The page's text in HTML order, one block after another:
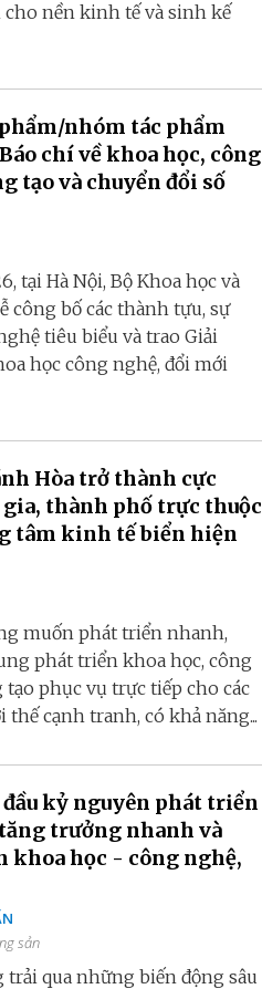
nền kinh tế và sinh kế
nhóm tác phẩm
chí về khoa học, công
tạo và chuyển đổi số
tại Hà Nội, Bộ Khoa học và
công bố các thành tựu, sự
tiêu biểu và trao Giải
học công nghệ, đổi mới
Hòa trở thành cực
thành phố trực thuộc
tâm kinh tế biển hiện
muốn phát triển nhanh,
phát triển khoa học, công
tạo phục vụ trực tiếp cho các
cạnh tranh, có khả năng...
kỷ nguyên phát triển
trưởng nhanh và
khoa học - công nghệ,
sản
trải qua những biến động sâu